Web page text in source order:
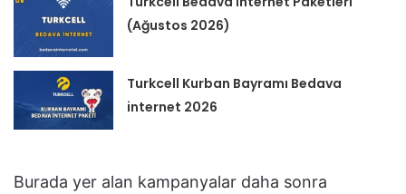
(Ağustos 2026)
Turkcell Kurban Bayramı Bedava
internet 2026
Burada yer alan kampanyalar daha sonra